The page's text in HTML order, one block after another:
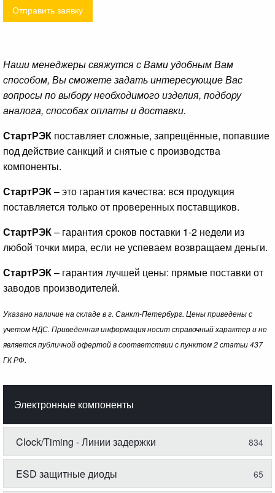
Отправить заявку
Наши менеджеры свяжутся с Вами удобным Вам
способом, Вы сможете задать интересующие Вас
вопросы по выбору необходимого изделия, подбору
аналога, способах оплаты и доставки.
СтартРЭК поставляет сложные, запрещённые, попавшие
под действие санкций и снятые с производства
компоненты.
СтартРЭК– это гарантия качества: вся продукция
поставляется только от проверенных поставщиков.
СтартРЭК– гарантия сроков поставки 1-2 недели из
любой точки мира, если не успеваем возвращаем деньги.
СтартРЭК– гарантия лучшей цены: прямые поставки от
заводов производителей.
Указано наличие на складе в г. Санкт-Петербург. Цены приведены с
учетом НДС. Приведенная информация носит справочный характер и не
является публичной офертой в соответствии с пунктом 2 статьи 437
ГК РФ.
Электронные компоненты
Clock/Timing - Линии задержки 834
ESD защитные диоды 65